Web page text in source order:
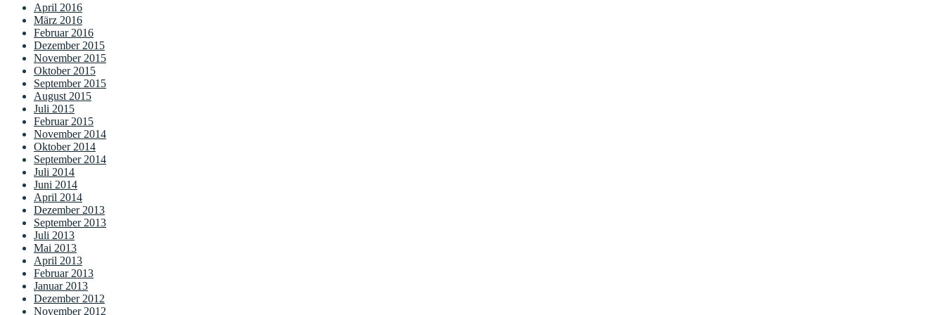
April 2016
März 2016
Februar 2016
Dezember 2015
November 2015
Oktober 2015
September 2015
August 2015
Juli 2015
Februar 2015
November 2014
Oktober 2014
September 2014
Juli 2014
Juni 2014
April 2014
Dezember 2013
September 2013
Juli 2013
Mai 2013
April 2013
Februar 2013
Januar 2013
Dezember 2012
November 2012